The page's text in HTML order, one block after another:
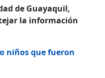
de Guayaquil,
la información
niños que fueron